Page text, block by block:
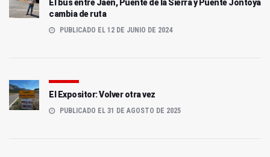
El bus entre Jaén, Puente de la Sierra y Puente Jontoya
cambia de ruta
PUBLICADO EL 12 DE JUNIO DE 2024
El Expositor: Volver otra vez
PUBLICADO EL 31 DE AGOSTO DE 2025